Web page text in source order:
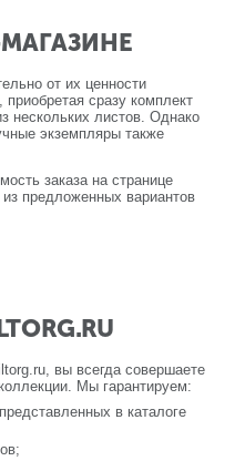
от их ценности
сразу комплект
нескольких листов. Однако
экземпляры также
заказа на странице
предложенных вариантов
вы всегда совершаете
Мы гарантируем:
в каталоге